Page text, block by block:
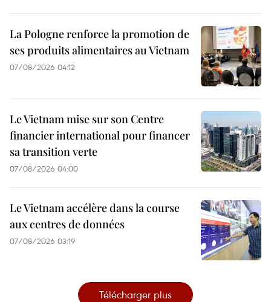
La Pologne renforce la promotion de
ses produits alimentaires au Vietnam
07/08/2026 04:12
Le Vietnam mise sur son Centre
financier international pour financer
sa transition verte
07/08/2026 04:00
Le Vietnam accélère dans la course
aux centres de données
07/08/2026 03:19
Télécharger plus